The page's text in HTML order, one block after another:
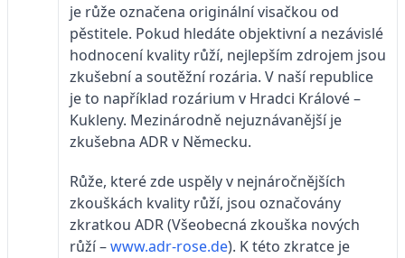
je růže označena originální visačkou od
pěstitele. Pokud hledáte objektivní a nezávislé
hodnocení kvality růží, nejlepším zdrojem jsou
zkušební a soutěžní rozária. V naší republice
je to například rozárium v Hradci Králové –
Kukleny. Mezinárodně nejuznávanější je
zkušebna ADR v Německu.
Růže, které zde uspěly v nejnáročnějších
zkouškách kvality růží, jsou označovány
zkratkou ADR (Všeobecná zkouška nových
růží –www.adr-rose.de). K této zkratce je